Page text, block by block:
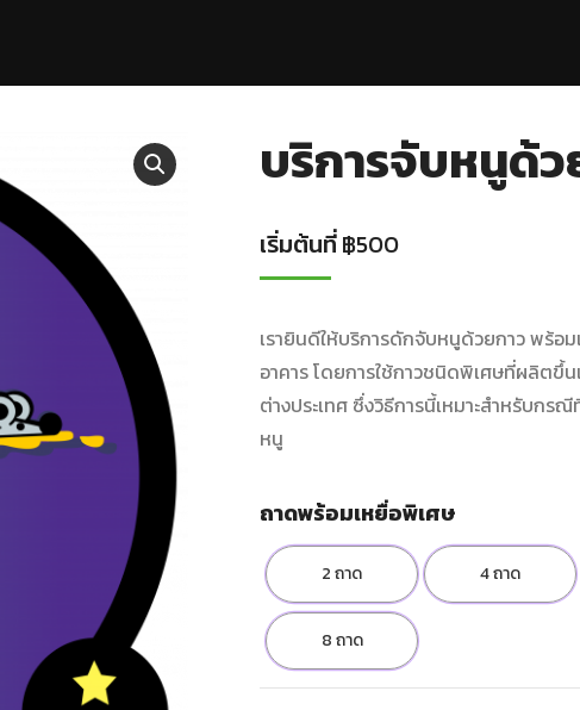
บริการจับหนูด้
เริ่มต้นที่฿500
เรายินดีให้บริการดักจับหนูด้วยกาว พร้อ
อาคาร โดยการใช้กาวชนิดพิเศษที่ผลิตขึ้
ต่างประเทศ ซึ่งวิธีการนี้เหมาะสำหรับก
หนู
ถาดพร้อมเหยื่อพิเศษ
2 ถาด 4 ถาด
8 ถาด